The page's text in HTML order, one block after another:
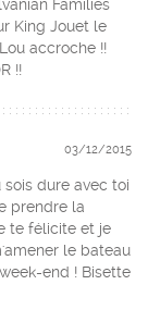
Families
King Jouet le
accroche !!
!!
03/12/2015
dure avec toi
prendre la
te félicite et je
le bateau
end ! Bisette